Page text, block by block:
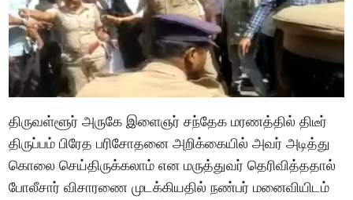
திருவள்ளூர் அருகே இளைஞர் சந்தேக மரணத்தில் திடீர்
திருப்பம் பிரேத பரிசோதனை அறிக்கையில் அவர் அடித்து
கொலை செய்திருக்கலாம் என மருத்துவர் தெரிவித்ததால்
போலீசார் விசாரணை முடக்கியதில் நண்பர் மனைவியிடம்